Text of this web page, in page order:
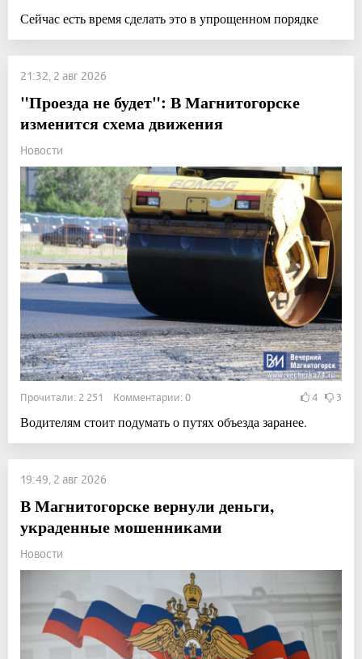
Сейчас есть время сделать это в упрощенном порядке
21:32, 2 авг 2026
"Проезда не будет": В Магнитогорске
изменится схема движения
Новости
Прочитали: 2 251 Комментарии: 0 4 3
Водителям стоит подумать о путях объезда заранее.
19:49, 2 авг 2026
В Магнитогорске вернули деньги,
украденные мошенниками
Новости